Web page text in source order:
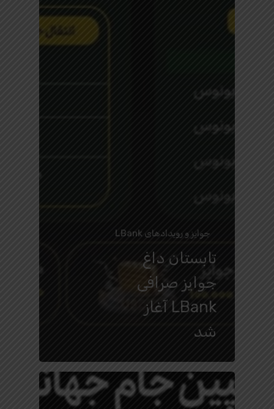
جوایز و رویدادهای LBank
تابستان داغ
جوایز صرافی
LBank آغاز
شد